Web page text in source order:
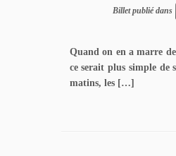
Billet publié dans
Quand on en a marre
ce serait plus simple de
matins, les […]